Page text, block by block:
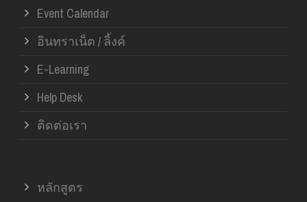
Event Calendar
อินทราเน็ต / ลิ้งค์
E-Learning
Help Desk
ติดต่อเรา
หลักสูตร